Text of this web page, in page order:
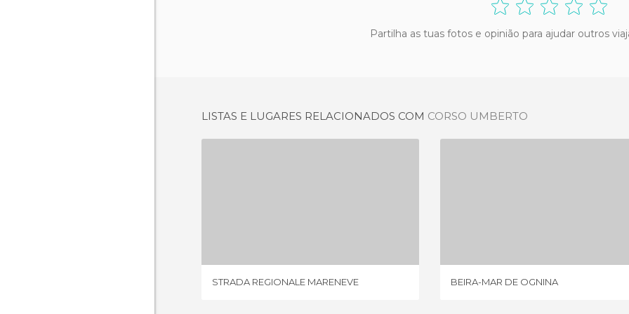
Partilha as tuas fotos e opinião para ajudar outros
LISTAS E LUGARES RELACIONADOS COM CORSO UMBERTO
STRADA REGIONALE MARENEVE BEIRA-MAR DE OGNINA